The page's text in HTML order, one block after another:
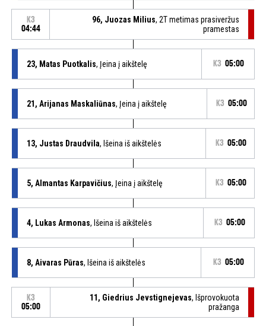
K3
04:44
96, Juozas Milius, 2T metimas prasiveržus
pramestas
23, Matas Puotkalis, Įeina į aikštelę K3 05:00
21, Arijanas Maskaliūnas, Įeina į aikštelę K3 05:00
13, Justas Draudvila, Išeina iš aikštelės K3 05:00
5, Almantas Karpavičius, Įeina į aikštelę K3 05:00
4, Lukas Armonas, Išeina iš aikštelės K3 05:00
8, Aivaras Pūras, Išeina iš aikštelės K3 05:00
K3
05:00
11, Giedrius Jevstignejevas, Išprovokuota
pražanga